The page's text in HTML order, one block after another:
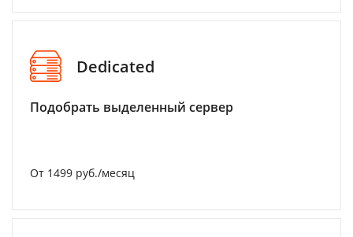
Dedicated
Подобрать выделенный сервер
От 1499 руб./месяц